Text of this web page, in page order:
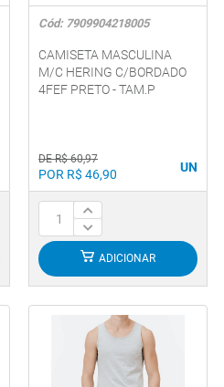
Cód: 7909904218005
CAMISETA MASCULINA
M/C HERING C/BORDADO
4FEF PRETO - TAM.P
DE R$ 60,97
POR R$ 46,90 UN
ADICIONAR